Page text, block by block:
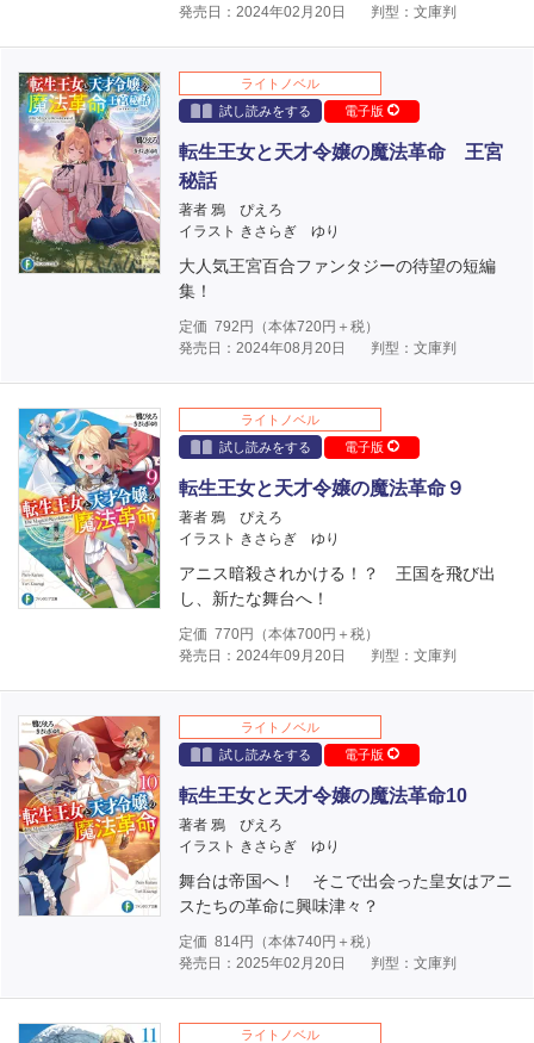
発売日：2024年02月20日
判型：文庫判
ライトノベル
試し読みをする
電子版
転生王女と天才令嬢の魔法革命 王宮
秘話
著者 鴉 ぴえろ
イラスト きさらぎ ゆり
大人気王宮百合ファンタジーの待望の短編
集！
定価 792 円（本体720円＋税）
発売日：2024年08月20日
判型：文庫判
ライトノベル
試し読みをする
電子版
転生王女と天才令嬢の魔法革命９
著者 鴉 ぴえろ
イラスト きさらぎ ゆり
アニス暗殺されかける！？ 王国を飛び出
し、新たな舞台へ！
定価 770円（本体700円＋税）
発売日：2024年09月20日
判型：文庫判
ライトノベル
試し読みをする
電子版
転生王女と天才令嬢の魔法革命10
著者 鴉 ぴえろ
イラスト きさらぎ ゆり
舞台は帝国へ！ そこで出会った皇女はアニ
スたちの革命に興味津々？
定価 814円（本体740円＋税）
発売日：2025年02月20日
判型：文庫判
ライトノベル